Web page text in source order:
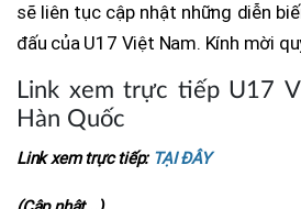
sẽ liên tục cập nhật những diễn
đấu của U17 Việt Nam. Kính mời
Link xem trực tiếp U17
Hàn Quốc
Link xem trực tiếp: TẠI ĐÂY